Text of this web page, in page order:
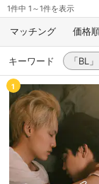
1件中 1～1件を表示
マッチング 価格
キーワード 「BL
1